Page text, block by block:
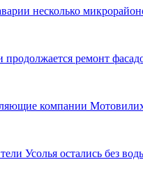
несколько
ремонт
компании
Усолья остались без